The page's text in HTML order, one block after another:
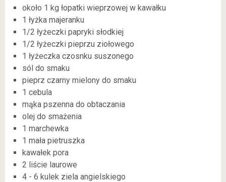
około 1 kg łopatki wieprzowej w kawałku
1 łyżka majeranku
1/2 łyżeczki papryki słodkiej
1/2 łyżeczki pieprzu ziołowego
1 łyżeczka czosnku suszonego
sól do smaku
pieprz czarny mielony do smaku
1 cebula
mąka pszenna do obtaczania
olej do smażenia
1 marchewka
1 mała pietruszka
kawałek pora
2 liście laurowe
4 - 6 kulek ziela angielskiego